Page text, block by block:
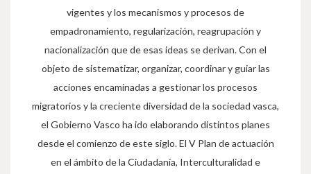
vigentes y los mecanismos y procesos de
empadronamiento, regularización, reagrupación y
nacionalización que de esas ideas se derivan. Con el
objeto de sistematizar, organizar, coordinar y guiar las
acciones encaminadas a gestionar los procesos
migratorios y la creciente diversidad de la sociedad vasca,
el Gobierno Vasco ha ido elaborando distintos planes
desde el comienzo de este siglo. El V Plan de actuación
en el ámbito de la Ciudadanía, Interculturalidad e